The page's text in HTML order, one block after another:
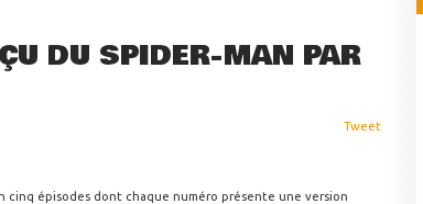
DU SPIDER-MAN PAR
Tweet
cinq épisodes dont chaque numéro présente une version